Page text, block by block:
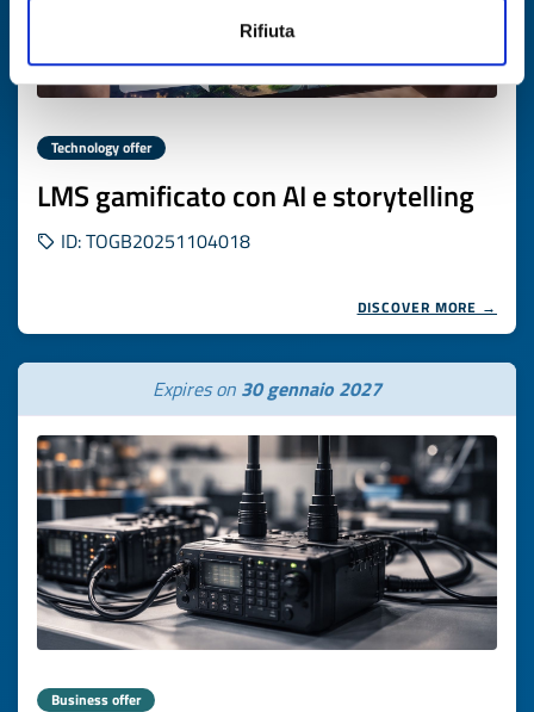
Rifiuta
Technology offer
LMS gamificato con AI e storytelling
ID: TOGB20251104018
DISCOVER MORE →
Expires on 30 gennaio 2027
Business offer